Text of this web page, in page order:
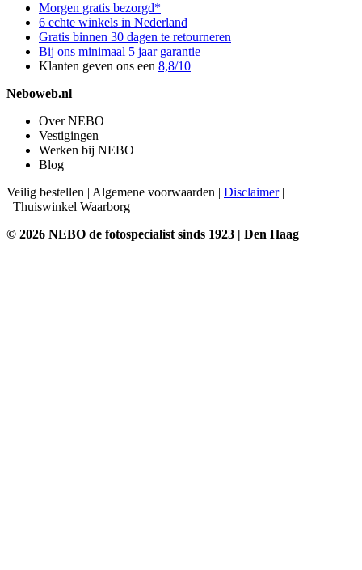
Morgen gratis bezorgd*
6 echte winkels in Nederland
Gratis binnen 30 dagen te retourneren
Bij ons minimaal 5 jaar garantie
Klanten geven ons een 8,8/10
Neboweb.nl
Over NEBO
Vestigingen
Werken bij NEBO
Blog
Veilig bestellen | Algemene voorwaarden | Disclaimer|
Thuiswinkel Waarborg
© 2026 NEBO de fotospecialist sinds 1923 | Den Haag